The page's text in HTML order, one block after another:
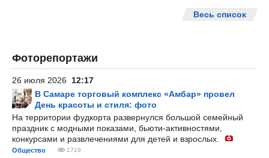
Весь список
Фоторепортажи
26 июля 2026 12:17
В Самаре торговый комплекс «Амбар» провел
День красоты и стиля: фото
На территории фудкорта развернулся большой семейный
праздник с модными показами, бьюти-активностями,
конкурсами и развлечениями для детей и взрослых.
Общество 1719